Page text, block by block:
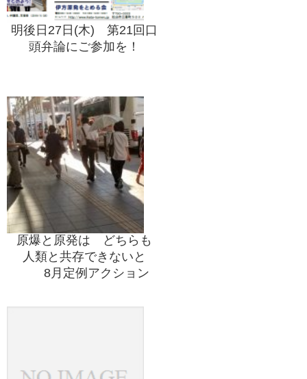
明後日27日(木) 第21回口
頭弁論にご参加を！
原爆と原発は どちらも
人類と共存できないと
8月定例アクション